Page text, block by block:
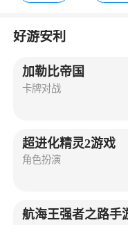
好游安利
加勒比帝国
卡牌对战
超进化精灵2游戏
角色扮演
航海王强者之路手